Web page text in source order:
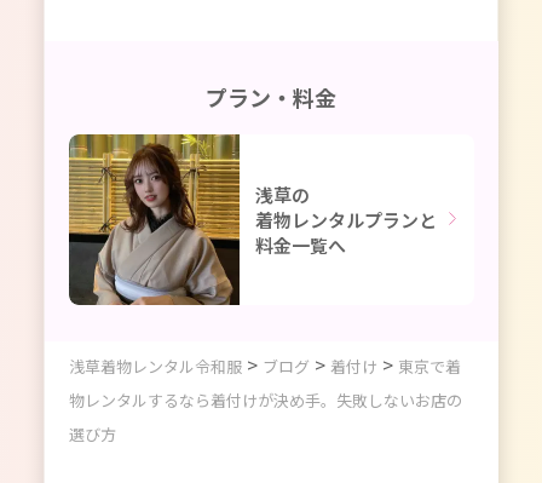
プラン・料金
浅草の
着物レンタルプランと
料金一覧へ
浅草着物レンタル令和服> ブログ > 着付け > 東京で着
物レンタルするなら着付けが決め手。失敗しないお店の
選び方